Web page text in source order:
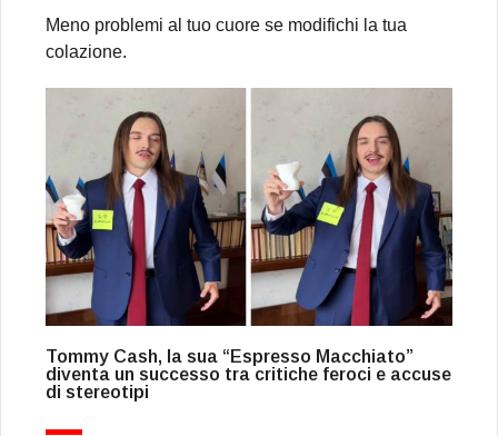
Meno problemi al tuo cuore se modifichi la tua
colazione.
Tommy Cash, la sua “Espresso Macchiato”
diventa un successo tra critiche feroci e accuse
di stereotipi